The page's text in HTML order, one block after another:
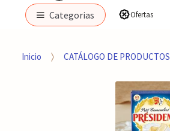
c
p
r
Categorias Ofertas
Inicio CATÁLOGO DE PRODUCTOS